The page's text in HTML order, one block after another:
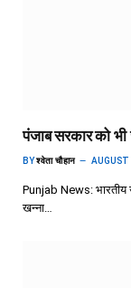
पंजाब सरकार को
BYश्वेता चौहान
Punjab News: भारतीय
खन्ना…